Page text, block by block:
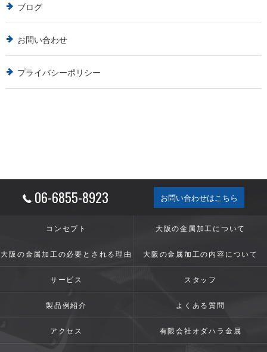
ブログ
お問い合わせ
プライバシーポリシー
06-6855-8923 お問い合わせはこちら
コンセプト 大阪の金属加工について
大阪の金属加工の必要とされる理由 大阪の金属加工の内容について
サービス スタッフ
製品例紹介 よくある質問
アクセス 有限会社オダハラ金属